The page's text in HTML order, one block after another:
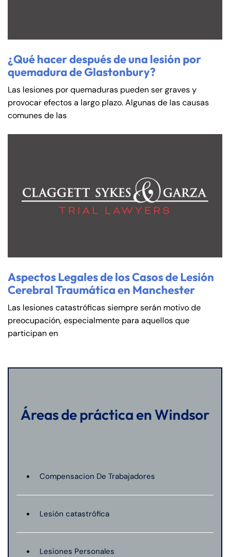
¿Qué hacer después de una lesión por
quemadura de Glastonbury?
Las lesiones por quemaduras pueden ser graves y
provocar efectos a largo plazo. Algunas de las causas
comunes de las
Aspectos Legales de los Casos de Lesión
Cerebral Traumática en Manchester
Las lesiones catastróficas siempre serán motivo de
preocupación, especialmente para aquellos que
participan en
Áreas de práctica en Windsor
Compensacion De Trabajadores
Lesión catastrófica
Lesiones Personales